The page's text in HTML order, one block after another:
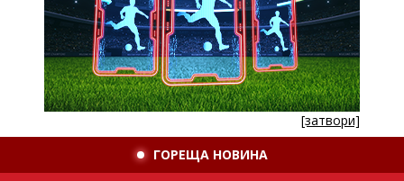
[затвори]
ГОРЕЩА НОВИНА